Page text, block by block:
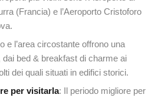
(Francia) e l’Aeroporto Cristoforo
e l’area circostante offrono una
dai bed & breakfast di charme ai
dei quali situati in edifici storici.
per visitarla: Il periodo migliore per